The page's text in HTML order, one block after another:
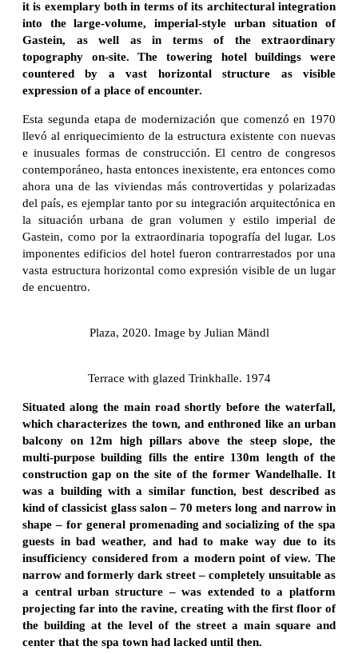
it is exemplary both in terms of its architectural integration
into the large-volume, imperial-style urban situation of
Gastein, as well as in terms of the extraordinary
topography on-site. The towering hotel buildings were
countered by a vast horizontal structure as visible
expression of a place of encounter.
Esta segunda etapa de modernización que comenzó en 1970
llevó al enriquecimiento de la estructura existente con nuevas
e inusuales formas de construcción. El centro de congresos
contemporáneo, hasta entonces inexistente, era entonces como
ahora una de las viviendas más controvertidas y polarizadas
del país, es ejemplar tanto por su integración arquitectónica en
la situación urbana de gran volumen y estilo imperial de
Gastein, como por la extraordinaria topografía del lugar. Los
imponentes edificios del hotel fueron contrarrestados por una
vasta estructura horizontal como expresión visible de un lugar
de encuentro.
Plaza, 2020. Image by Julian Mändl
Terrace with glazed Trinkhalle. 1974
Situated along the main road shortly before the waterfall,
which characterizes the town, and enthroned like an urban
balcony on 12m high pillars above the steep slope, the
multi-purpose building fills the entire 130m length of the
construction gap on the site of the former Wandelhalle. It
was a building with a similar function, best described as
kind of classicist glass salon – 70 meters long and narrow in
shape – for general promenading and socializing of the spa
guests in bad weather, and had to make way due to its
insufficiency considered from a modern point of view. The
narrow and formerly dark street – completely unsuitable as
a central urban structure – was extended to a platform
projecting far into the ravine, creating with the first floor of
the building at the level of the street a main square and
center that the spa town had lacked until then.